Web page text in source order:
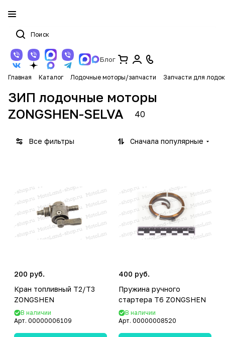
Блог
Главная Каталог Лодочные моторы/запчасти Запчасти для лодок
ЗИП лодочные моторы
ZONGSHEN-SELVA
40
Все фильтры Сначала популярные
200 руб.
Кран топливный T2/T3
ZONGSHEN
В наличии
Арт. 00000006109
400 руб.
Пружина ручного
стартера T6 ZONGSHEN
В наличии
Арт. 00000008520